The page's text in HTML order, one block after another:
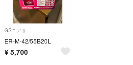
GSユアサ
ER-M-42/55B20L
¥ 5,700